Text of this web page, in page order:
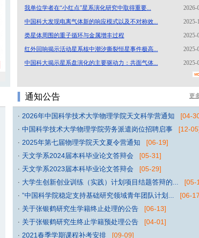
我单位学者在“小红点”星系演化研究中取得重要...
2026-
中国科大发现电离气体新的响应模式以及不对称效...
2025-
类星体周围的重子循环与金属增丰过程
2025-
红外回响揭示活动星系核中潮汐撕裂恒星事件极高...
2025-
中国科大揭示星系盘演化的主要驱动力：共面气体...
2025-
通知公告 更
· 2026年中国科学技术大学物理学院天文科学营通知
[04-
· 中国科学技术大学物理学院劳务派遣岗位招聘启事
[12-
· 2025年第七届物理学院天文夏令营通知
[06-19]
· 天文学系2024届本科毕业论文答辩会
[05-31]
· 天文学系2023届本科毕业论文答辩会
[05-29]
· 大学生创新创业训练（实践）计划项目结题答辩的...
[05-
· ”中国科学院稳定支持基础研究领域青年团队计划...
[06-
· 关于张银鹤研究生学籍终止处理的公告
[06-13]
· 关于张银鹤研究生终止学籍预处理公告
[04-01]
· 2021春季学期课程补考安排 [09-09]